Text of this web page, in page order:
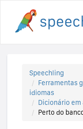
Speechling
Ferramentas
idiomas
Dicionário
Perto do